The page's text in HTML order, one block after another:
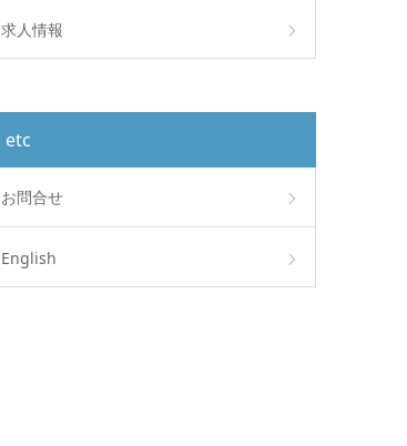
求人情報
etc
お問合せ
English